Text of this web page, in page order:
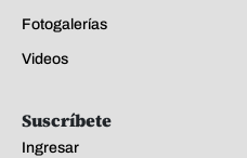
Fotogalerías
Videos
Suscríbete
Ingresar